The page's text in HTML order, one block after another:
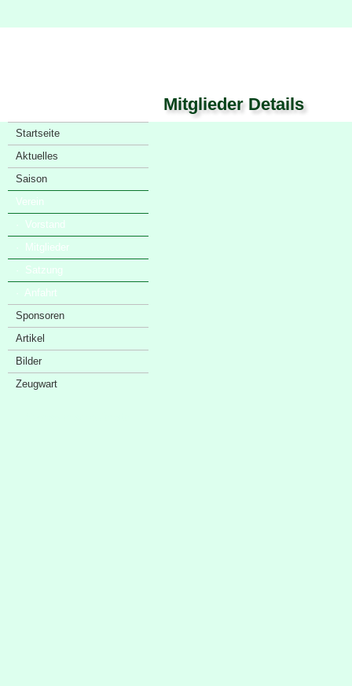
Mitglieder Details
Startseite
Aktuelles
Saison
Verein
· Vorstand
· Mitglieder
· Satzung
· Anfahrt
Sponsoren
Artikel
Bilder
Zeugwart